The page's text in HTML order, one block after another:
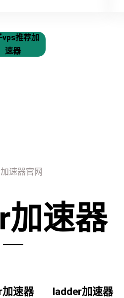
vps推荐加
速器
速器官网
加速器
速器 ladder加速器